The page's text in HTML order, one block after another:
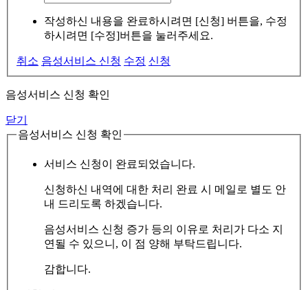
작성하신 내용을 완료하시려면 [신청] 버튼을, 수정
하시려면 [수정]버튼을 눌러주세요.
취소 음성서비스 신청 수정 신청
음성서비스 신청 확인
닫기
음성서비스 신청 확인
서비스 신청이 완료되었습니다.
신청하신 내역에 대한 처리 완료 시 메일로 별도 안
내 드리도록 하겠습니다.
음성서비스 신청 증가 등의 이유로 처리가 다소 지
연될 수 있으니, 이 점 양해 부탁드립니다.
감합니다.